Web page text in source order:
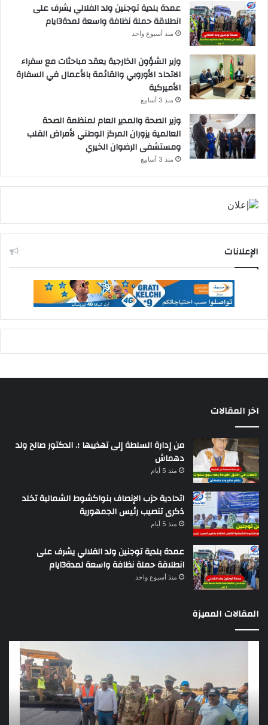
عمدة بلدية توجنين ولد الفلالي يشرف على
انطلاقة حملة نظافة واسعة لمدة3ايام
منذ أسبوع واحد
وزير الشؤون الخارجية يعقد مباحثات مع سفراء
الاتحاد الأوروبي والقائمة بالأعمال في السفارة
الأميركية
منذ 3 أسابيع
وزير الصحة والمدير العام لمنظمة الصحة
العالمية يزوران المركز الوطني لأمراض القلب
ومستشفى الرضوان الخيري
منذ 3 أسابيع
الإعلانات
اخر المقالات
من إدارة السلطة إلى تهذيبها ؛. الدكتور صالح ولد
دهماش
منذ 5 أيام
اتحادية حزب الإنصاف بنواكشوط الشمالية تخلد
ذكرى تنصيب رئيس الجمهورية
منذ 5 أيام
عمدة بلدية توجنين ولد الفلالي يشرف على
انطلاقة حملة نظافة واسعة لمدة3ايام
منذ أسبوع واحد
المقالات المميزة
اشغال
بناء
طريق